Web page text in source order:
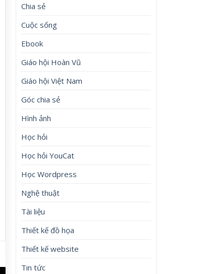
Chia sẻ
Cuộc sống
Ebook
Giáo hội Hoàn Vũ
Giáo hội Việt Nam
Góc chia sẻ
Hình ảnh
Học hỏi
Học hỏi YouCat
Học Wordpress
Nghệ thuật
Tài liệu
Thiết kế đồ họa
Thiết kế website
Tin tức